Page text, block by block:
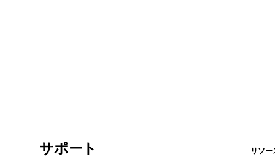
サポート リソー